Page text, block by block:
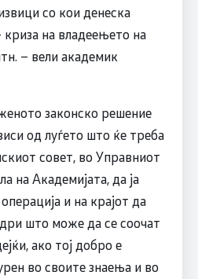
со кои денеска
криза на владеењето на
– вели академик
законско решение
од луѓето што ќе треба
совет, во Управниот
на Академијата, да ја
и на крајот да
што може да се соочат
ако тој добро е
во своите знаења и во